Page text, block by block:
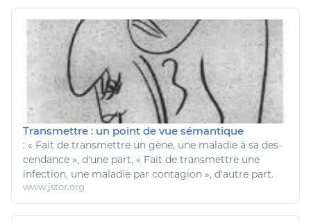
Transmettre : un point de vue sémantique
: « Fait de transmettre un gène, une maladie à sa des-
cendance », d'une part, « Fait de transmettre une
infection, une maladie par contagion », d'autre part.
www.jstor.org